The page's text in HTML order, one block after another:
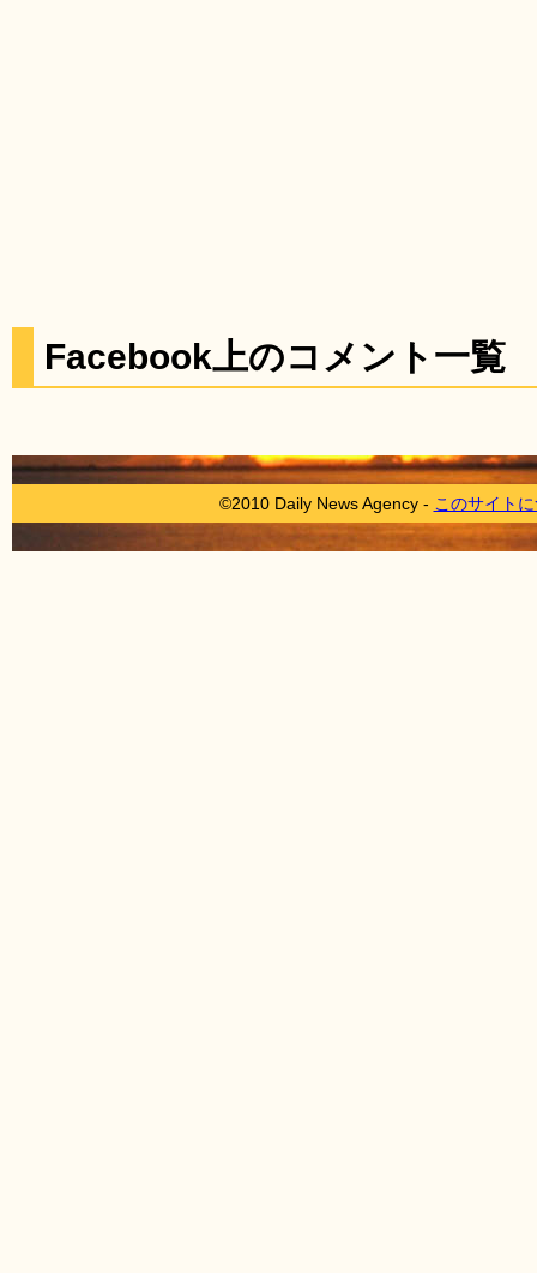
Facebook上のコメント一覧
©2010 Daily News Agency - このサイト